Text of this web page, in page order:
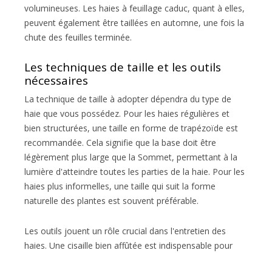
volumineuses. Les haies à feuillage caduc, quant à elles,
peuvent également être taillées en automne, une fois la
chute des feuilles terminée.
Les techniques de taille et les outils
nécessaires
La technique de taille à adopter dépendra du type de
haie que vous possédez. Pour les haies régulières et
bien structurées, une taille en forme de trapézoïde est
recommandée. Cela signifie que la base doit être
légèrement plus large que la Sommet, permettant à la
lumière d'atteindre toutes les parties de la haie. Pour les
haies plus informelles, une taille qui suit la forme
naturelle des plantes est souvent préférable.
Les outils jouent un rôle crucial dans l'entretien des
haies. Une cisaille bien affûtée est indispensable pour